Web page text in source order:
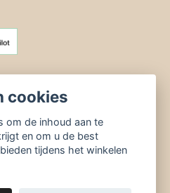
cookies
om de inhoud aan te
en om u de best
tijdens het winkelen